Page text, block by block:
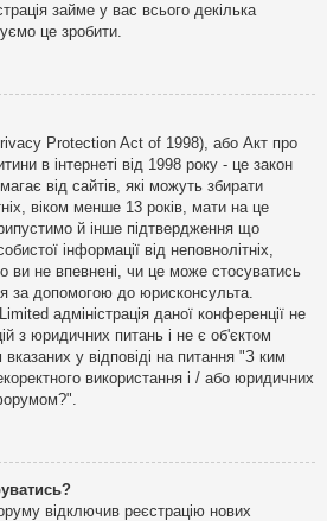
займе у вас всього декілька
це зробити.
Protection Act of 1998), або Акт про
в інтернеті від 1998 року - це закон
від сайтів, які можуть збирати
віком менше 13 років, мати на це
й інше підтвердження що
інформації від неповнолітніх,
ви не впевнені, чи це може стосуватись
за допомогою до юрисконсульта.
адміністрація даної конференції не
з юридичних питань і не є об'єктом
у відповіді на питання "З ким
використання і / або юридичних
відключив реєстрацію нових